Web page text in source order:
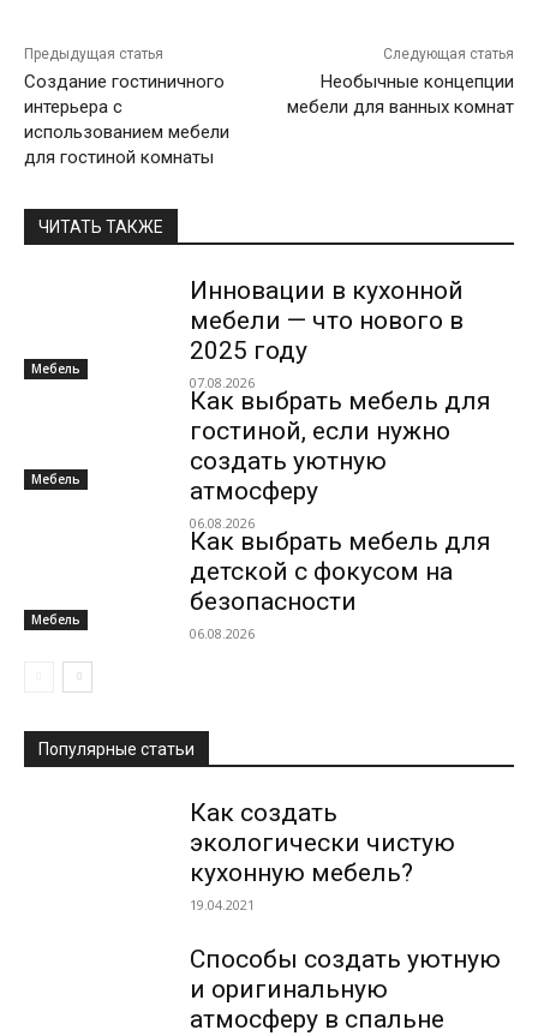
Предыдущая статья
Создание гостиничного
интерьера с
использованием мебели
для гостиной комнаты
Следующая статья
Необычные концепции
мебели для ванных комнат
ЧИТАТЬ ТАКЖЕ
Мебель
Инновации в кухонной
мебели — что нового в
2025 году
07.08.2026
Мебель
Как выбрать мебель для
гостиной, если нужно
создать уютную
атмосферу
06.08.2026
Мебель
Как выбрать мебель для
детской с фокусом на
безопасности
06.08.2026
Популярные статьи
Как создать
экологически чистую
кухонную мебель?
19.04.2021
Способы создать уютную
и оригинальную
атмосферу в спальне